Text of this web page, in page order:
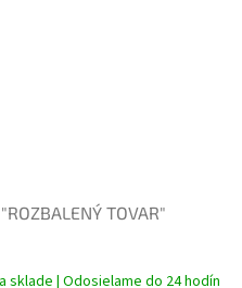
"ROZBALENÝ TOVAR"
sklade | Odosielame do 24 hodín